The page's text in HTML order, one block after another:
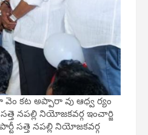
వెం కట అప్పారా వు ఆధ్వ ర్యం
నపల్లి నియోజకవర్గ ఇంచార్జి
సత్తె నపల్లి నియోజకవర్గ